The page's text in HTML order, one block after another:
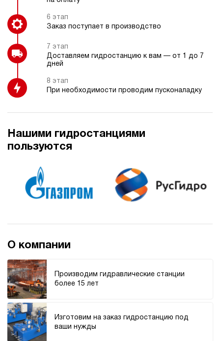
6 этап
Заказ поступает в производство
7 этап
Доставляем гидростанцию к вам — от 1 до 7
дней
8 этап
При необходимости проводим пусконаладку
Нашими гидростанциями
пользуются
О компании
Производим гидравлические станции
более 15 лет
Изготовим на заказ гидростанцию под
ваши нужды